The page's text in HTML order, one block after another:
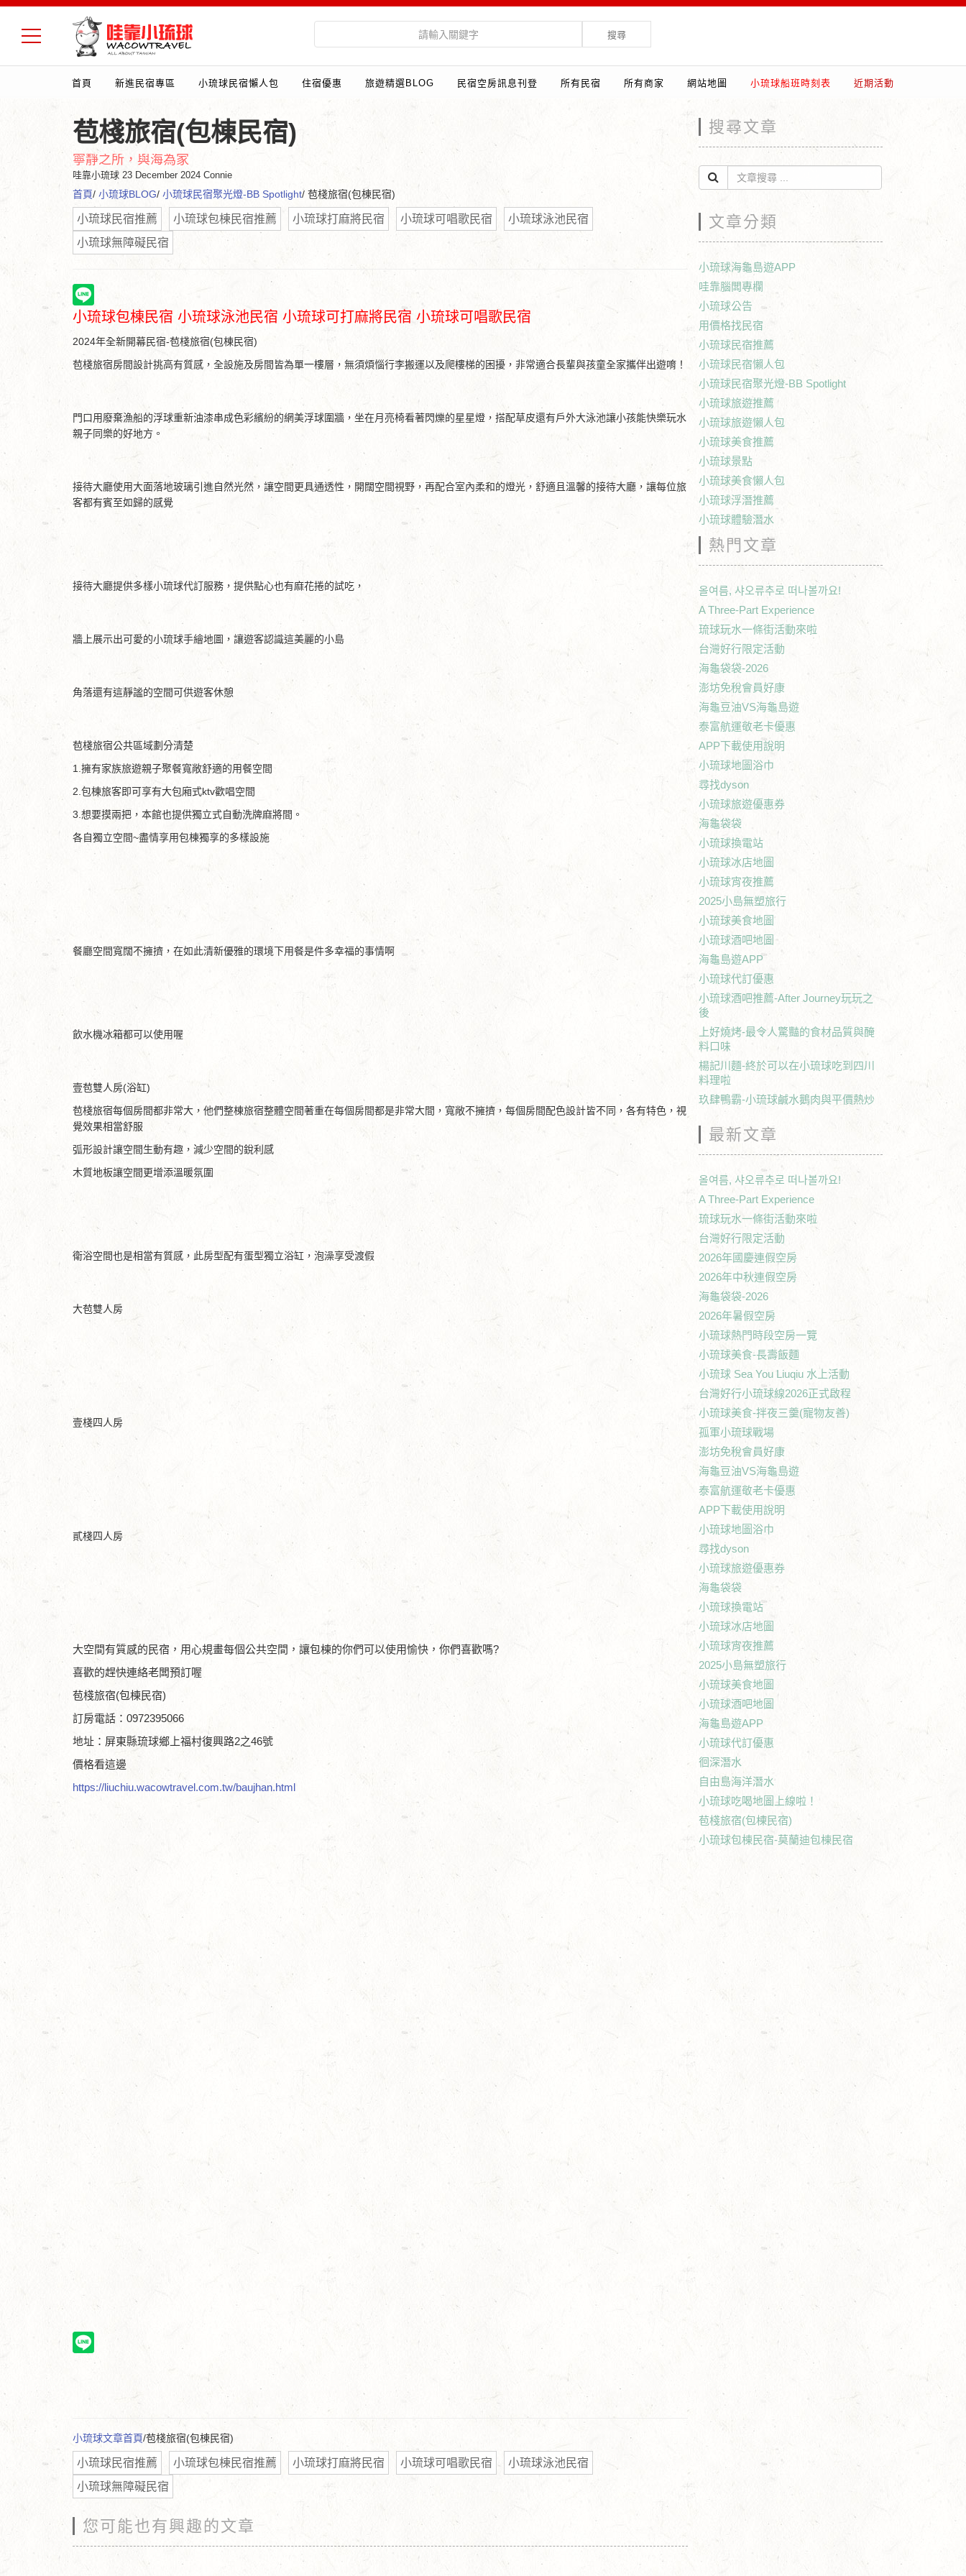
搜尋
首頁 新進民宿專區 小琉球民宿懶人包 住宿優惠 旅遊精選BLOG 民宿空房訊息刊登 所有民宿 所有商家 網站地圖 小琉球船班時刻表 近期活動
苞棧旅宿(包棟民宿)
寧靜之所，與海為家
哇靠小琉球 23 December 2024 Connie
首頁/小琉球BLOG/小琉球民宿聚光燈-BB Spotlight/ 苞棧旅宿(包棟民宿)
小琉球民宿推薦 小琉球包棟民宿推薦 小琉球打麻將民宿 小琉球可唱歌民宿
小琉球泳池民宿
小琉球無障礙民宿
小琉球包棟民宿 小琉球泳池民宿 小琉球可打麻將民宿 小琉球可唱歌民宿
2024年全新開幕民宿-苞棧旅宿(包棟民宿)
苞棧旅宿房間設計挑高有質感，全設施及房間皆為單一樓層，無須煩惱行李搬運以及爬樓梯的困擾，非常適合長輩與孩童全家攜伴出遊唷！
門口用廢棄漁船的浮球重新油漆串成色彩繽紛的網美浮球圍牆，坐在月亮椅看著閃爍的星星燈，搭配草皮還有戶外大泳池讓小孩能快樂玩水
親子同樂的好地方。
接待大廳使用大面落地玻璃引進自然光然，讓空間更具通透性，開闊空間視野，再配合室內柔和的燈光，舒適且溫馨的接待大廳，讓每位旅
客都有賓至如歸的感覺
接待大廳提供多樣小琉球代訂服務，提供點心也有麻花捲的試吃，
牆上展示出可愛的小琉球手繪地圖，讓遊客認識這美麗的小島
角落還有這靜謐的空間可供遊客休憩
苞棧旅宿公共區域劃分清楚
1.擁有家族旅遊親子聚餐寬敞舒適的用餐空間
2.包棟旅客即可享有大包廂式ktv歡唱空間
3.想要摸兩把，本館也提供獨立式自動洗牌麻將間。
各自獨立空間~盡情享用包棟獨享的多樣設施
餐廳空間寬闊不擁擠，在如此清新優雅的環境下用餐是件多幸福的事情啊
飲水機冰箱都可以使用喔
壹苞雙人房(浴缸)
苞棧旅宿每個房間都非常大，他們整棟旅宿整體空間著重在每個房間都是非常大間，寬敞不擁擠，每個房間配色設計皆不同，各有特色，視
覺效果相當舒服
弧形設計讓空間生動有趣，減少空間的銳利感
木質地板讓空間更增添溫暖氛圍
衛浴空間也是相當有質感，此房型配有蛋型獨立浴缸，泡澡享受渡假
大苞雙人房
壹棧四人房
貳棧四人房
大空間有質感的民宿，用心規畫每個公共空間，讓包棟的你們可以使用愉快，你們喜歡嗎?
喜歡的趕快連絡老闆預訂喔
苞棧旅宿(包棟民宿)
訂房電話：0972395066
地址：屏東縣琉球鄉上福村復興路2之46號
價格看這邊
https://liuchiu.wacowtravel.com.tw/baujhan.html
小琉球文章首頁/苞棧旅宿(包棟民宿)
小琉球民宿推薦 小琉球包棟民宿推薦 小琉球打麻將民宿 小琉球可唱歌民宿
小琉球泳池民宿
小琉球無障礙民宿
您可能也有興趣的文章
搜尋文章
文章分類
小琉球海龜島遊APP
哇靠腦闆專欄
小琉球公告
用價格找民宿
小琉球民宿推薦
小琉球民宿懶人包
小琉球民宿聚光燈-BB Spotlight
小琉球旅遊推薦
小琉球旅遊懶人包
小琉球美食推薦
小琉球景點
小琉球美食懶人包
小琉球浮潛推薦
小琉球體驗潛水
熱門文章
올여름, 샤오류추로 떠나볼까요!
A Three-Part Experience
琉球玩水一條街活動來啦
台灣好行限定活動
海龜袋袋-2026
澎坊免稅會員好康
海龜豆油VS海龜島遊
泰富航運敬老卡優惠
APP下載使用說明
小琉球地圖浴巾
尋找dyson
小琉球旅遊優惠券
海龜袋袋
小琉球換電站
小琉球冰店地圖
小琉球宵夜推薦
2025小島無塑旅行
小琉球美食地圖
小琉球酒吧地圖
海龜島遊APP
小琉球代訂優惠
小琉球酒吧推薦-After Journey玩玩之
後
上好燒烤-最令人驚豔的食材品質與醃
料口味
楊記川麵-終於可以在小琉球吃到四川
料理啦
玖肆鴨霸-小琉球鹹水鵝肉與平價熱炒
最新文章
올여름, 샤오류추로 떠나볼까요!
A Three-Part Experience
琉球玩水一條街活動來啦
台灣好行限定活動
2026年國慶連假空房
2026年中秋連假空房
海龜袋袋-2026
2026年暑假空房
小琉球熱門時段空房一覽
小琉球美食-長壽飯麵
小琉球 Sea You Liuqiu 水上活動
台灣好行小琉球線2026正式啟程
小琉球美食-拌夜三羹(寵物友善)
孤軍小琉球戰場
澎坊免稅會員好康
海龜豆油VS海龜島遊
泰富航運敬老卡優惠
APP下載使用說明
小琉球地圖浴巾
尋找dyson
小琉球旅遊優惠券
海龜袋袋
小琉球換電站
小琉球冰店地圖
小琉球宵夜推薦
2025小島無塑旅行
小琉球美食地圖
小琉球酒吧地圖
海龜島遊APP
小琉球代訂優惠
徊深潛水
自由島海洋潛水
小琉球吃喝地圖上線啦！
苞棧旅宿(包棟民宿)
小琉球包棟民宿-莫蘭迪包棟民宿